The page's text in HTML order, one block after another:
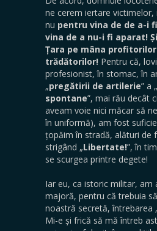
ne cerem iertare victimelor,
nu pentru vina de de a-i
vina de a nu-i fi aparat!
Țara pe mâna
trădătorilor! Pentru că,
profesionist, în stomac, în
„pregătirii de artilerie” a „
spontane”, mai rău decât
aveam voie nici măcar să
în uniformă), am fost
țopăim în stradă, alături de
strigând „Libertate!”, în
se scurgea printre degete!
Iar eu, ca istoric militar, am
majoră, pentru că trebuia
noastră secretă, întrebarea
Mi-e și frică să mă întreb